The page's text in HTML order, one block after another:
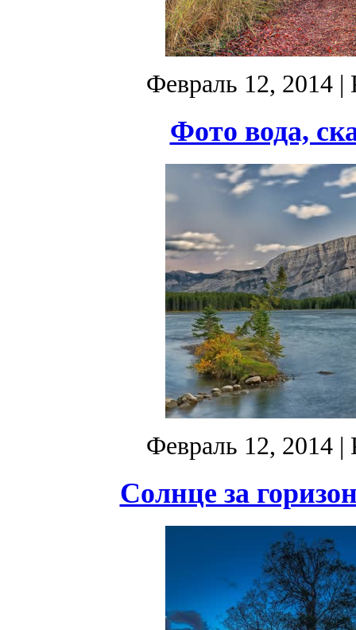
Февраль 12, 2014|
Фото вода,
Февраль 12, 2014|
Солнце за